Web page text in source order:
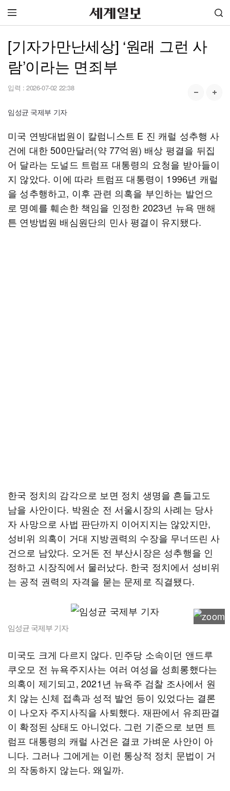
[기자가만난세상] ‘원래 그런 사
람’이라는 면죄부
입력 : 2026-07-02 22:38
임성균 국제부 기자
미국 연방대법원이 칼럼니스트 E 진 캐럴 성추행 사
건에 대한 500만달러(약 77억원) 배상 평결을 뒤집
어 달라는 도널드 트럼프 대통령의 요청을 받아들이
지 않았다. 이에 따라 트럼프 대통령이 1996년 캐럴
을 성추행하고, 이후 관련 의혹을 부인하는 발언으
로 명예를 훼손한 책임을 인정한 2023년 뉴욕 맨해
튼 연방법원 배심원단의 민사 평결이 유지됐다.
한국 정치의 감각으로 보면 정치 생명을 흔들고도
남을 사안이다. 박원순 전 서울시장의 사례는 당사
자 사망으로 사법 판단까지 이어지지는 않았지만,
성비위 의혹이 거대 지방권력의 수장을 무너뜨린 사
건으로 남았다. 오거돈 전 부산시장은 성추행을 인
정하고 시장직에서 물러났다. 한국 정치에서 성비위
는 공적 권력의 자격을 묻는 문제로 직결됐다.
임성균 국제부 기자
미국도 크게 다르지 않다. 민주당 소속이던 앤드루
쿠오모 전 뉴욕주지사는 여러 여성을 성희롱했다는
의혹이 제기되고, 2021년 뉴욕주 검찰 조사에서 원
치 않는 신체 접촉과 성적 발언 등이 있었다는 결론
이 나오자 주지사직을 사퇴했다. 재판에서 유죄판결
이 확정된 상태도 아니었다. 그런 기준으로 보면 트
럼프 대통령의 캐럴 사건은 결코 가벼운 사안이 아
니다. 그러나 그에게는 이런 통상적 정치 문법이 거
의 작동하지 않는다. 왜일까.